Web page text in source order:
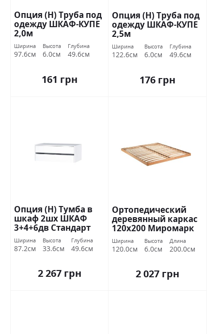
Опция (Н) Труба под
одежду ШКАФ-КУПЕ
2,0м
Ширина
97.6см
Высота
6.0см
Глубина
49.6см
161 грн
Опция (Н) Труба под
одежду ШКАФ-КУПЕ
2,5м
Ширина
122.6см
Высота
6.0см
Глубина
49.6см
176 грн
Опция (Н) Тумба в
шкаф 2шх ШКАФ
3+4+6дв Стандарт
Ширина
87.2см
Высота
33.6см
Глубина
49.6см
2 267 грн
Ортопедический
деревянный каркас
120х200 Миромарк
Ширина
120.0см
Высота
6.0см
Длина
200.0см
2 027 грн